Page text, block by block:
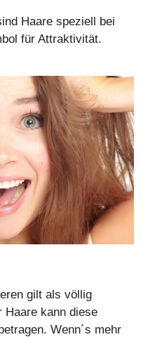
Haare speziell bei
für Attraktivität.
gilt als völlig
Haare kann diese
Wenn´s mehr